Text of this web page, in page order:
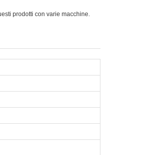
prodotti con varie macchine.